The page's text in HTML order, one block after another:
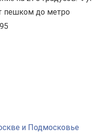
пешком до метро
и Подмосковье